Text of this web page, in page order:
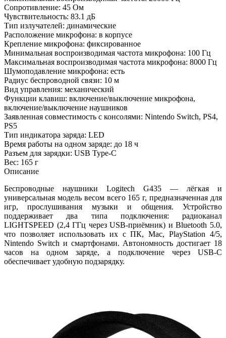
Сопротивление: 45 Ом
Чувствительность: 83.1 дБ
Тип излучателей: динамические
Расположение микрофона: в корпусе
Крепление микрофона: фиксированное
Минимальная воспроизводимая частота микрофона: 100 Гц
Максимальная воспроизводимая частота микрофона: 8000 Гц
Шумоподавление микрофона: есть
Радиус беспроводной связи: 10 м
Вид управления: механический
Функции клавиш: включение/выключение микрофона,
включение/выключение наушников
Заявленная совместимость с консолями: Nintendo Switch, PS4,
PS5
Тип индикатора заряда: LED
Время работы на одном заряде: до 18 ч
Разъем для зарядки: USB Type-C
Вес: 165 г
Описание
Беспроводные наушники Logitech G435 — лёгкая и
универсальная модель весом всего 165 г, предназначенная для
игр, прослушивания музыки и общения. Устройство
поддерживает два типа подключения: радиоканал
LIGHTSPEED (2,4 ГГц через USB‑приёмник) и Bluetooth 5.0,
что позволяет использовать их с ПК, Mac, PlayStation 4/5,
Nintendo Switch и смартфонами. Автономность достигает 18
часов на одном заряде, а подключение через USB‑C
обеспечивает удобную подзарядку.